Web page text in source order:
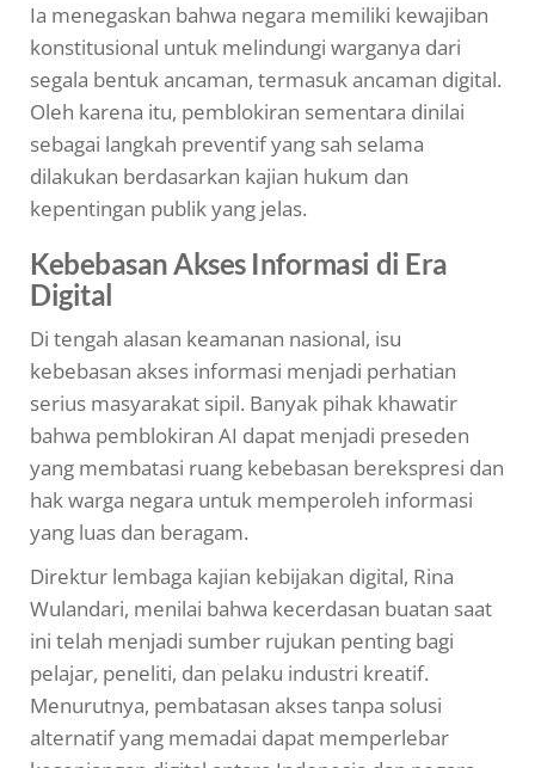
Ia menegaskan bahwa negara memiliki kewajiban
konstitusional untuk melindungi warganya dari
segala bentuk ancaman, termasuk ancaman digital.
Oleh karena itu, pemblokiran sementara dinilai
sebagai langkah preventif yang sah selama
dilakukan berdasarkan kajian hukum dan
kepentingan publik yang jelas.
Kebebasan Akses Informasi di Era
Digital
Di tengah alasan keamanan nasional, isu
kebebasan akses informasi menjadi perhatian
serius masyarakat sipil. Banyak pihak khawatir
bahwa pemblokiran AI dapat menjadi preseden
yang membatasi ruang kebebasan berekspresi dan
hak warga negara untuk memperoleh informasi
yang luas dan beragam.
Direktur lembaga kajian kebijakan digital, Rina
Wulandari, menilai bahwa kecerdasan buatan saat
ini telah menjadi sumber rujukan penting bagi
pelajar, peneliti, dan pelaku industri kreatif.
Menurutnya, pembatasan akses tanpa solusi
alternatif yang memadai dapat memperlebar